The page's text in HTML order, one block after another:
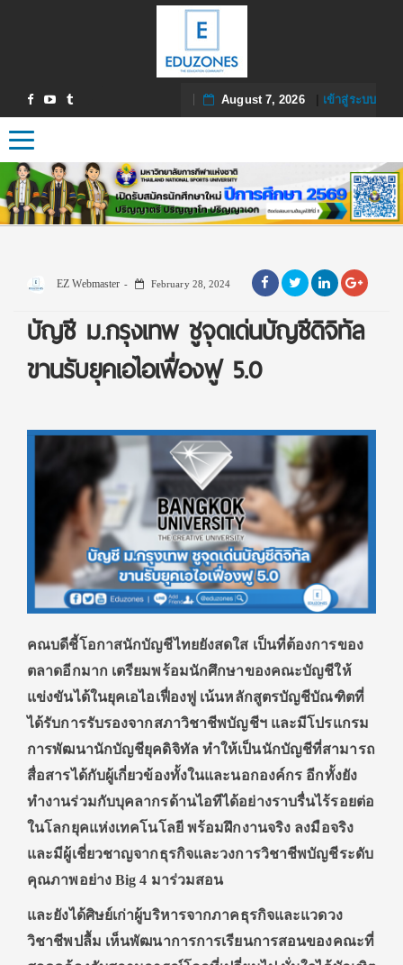
August 7, 2026| เข้าสู่ระบบ
Toggle navigation
EZ Webmaster February 28, 2024
บัญชี ม.กรุงเทพ ชูจุดเด่นบัญชีดิจิทัล
ขานรับยุคเอไอเฟื่องฟู 5.0
คณบดีชี้โอกาสนักบัญชีไทยยังสดใส เป็นที่ต้องการของ
ตลาดอีกมาก เตรียมพร้อมนักศึกษาของคณะบัญชีให้
แข่งขันได้ในยุคเอไอเฟื่องฟู เน้นหลักสูตรบัญชีบัณฑิตที่
ได้รับการรับรองจากสภาวิชาชีพบัญชีฯ และมีโปรแกรม
การพัฒนานักบัญชียุคดิจิทัล ทำให้เป็นนักบัญชีที่สามารถ
สื่อสารได้กับผู้เกี่ยวข้องทั้งในและนอกองค์กร อีกทั้งยัง
ทำงานร่วมกับบุคลากรด้านไอทีได้อย่างราบรื่นไร้รอยต่อ
ในโลกยุคแห่งเทคโนโลยี พร้อมฝึกงานจริง ลงมือจริง
และมีผู้เชี่ยวชาญจากธุรกิจและวงการวิชาชีพบัญชีระดับ
คุณภาพอย่างBig 4 มาร่วมสอน
และยังได้ศิษย์เก่าผู้บริหารจากภาคธุรกิจและแวดวง
วิชาชีพปลื้ม เห็นพัฒนาการการเรียนการสอนของคณะที่